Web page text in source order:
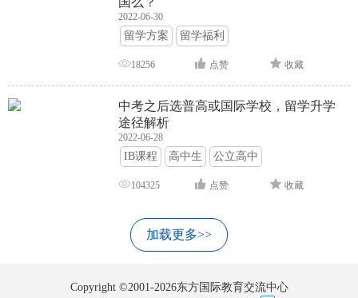
2022-06-30
留学方案 留学福利
18256 点赞 收藏
中考之后选普高或国际学校，留学升学
途径解析
2022-06-28
IB课程 高中生 公立高中
104325 点赞 收藏
加载更多>>
Copyright ©2001-2026东方国际教育交流中心